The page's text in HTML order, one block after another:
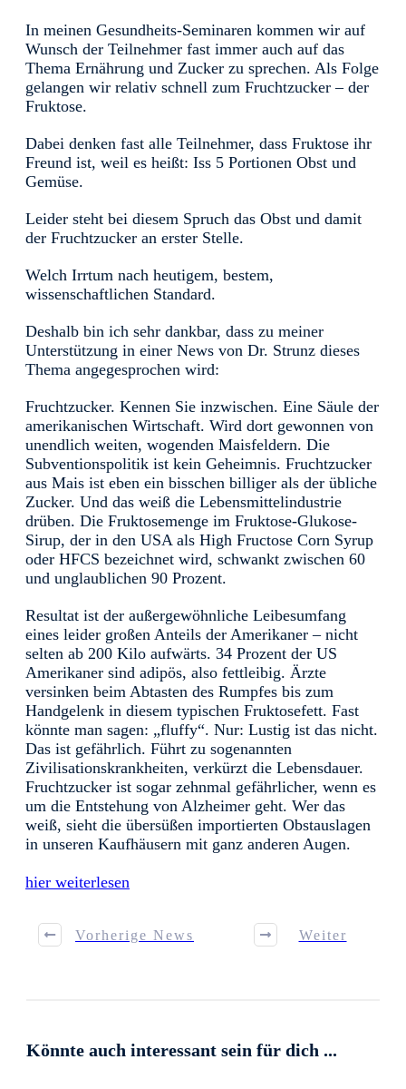
In meinen Gesundheits-Seminaren kommen wir auf
Wunsch der Teilnehmer fast immer auch auf das
Thema Ernährung und Zucker zu sprechen. Als Folge
gelangen wir relativ schnell zum Fruchtzucker – der
Fruktose.
Dabei denken fast alle Teilnehmer, dass Fruktose ihr
Freund ist, weil es heißt: Iss 5 Portionen Obst und
Gemüse.
Leider steht bei diesem Spruch das Obst und damit
der Fruchtzucker an erster Stelle.
Welch Irrtum nach heutigem, bestem,
wissenschaftlichen Standard.
Deshalb bin ich sehr dankbar, dass zu meiner
Unterstützung in einer News von Dr. Strunz dieses
Thema angegesprochen wird:
Fruchtzucker. Kennen Sie inzwischen. Eine Säule der
amerikanischen Wirtschaft. Wird dort gewonnen von
unendlich weiten, wogenden Maisfeldern. Die
Subventionspolitik ist kein Geheimnis. Fruchtzucker
aus Mais ist eben ein bisschen billiger als der übliche
Zucker. Und das weiß die Lebensmittelindustrie
drüben. Die Fruktosemenge im Fruktose-Glukose-
Sirup, der in den USA als High Fructose Corn Syrup
oder HFCS bezeichnet wird, schwankt zwischen 60
und unglaublichen 90 Prozent.
Resultat ist der außergewöhnliche Leibesumfang
eines leider großen Anteils der Amerikaner – nicht
selten ab 200 Kilo aufwärts. 34 Prozent der US
Amerikaner sind adipös, also fettleibig. Ärzte
versinken beim Abtasten des Rumpfes bis zum
Handgelenk in diesem typischen Fruktosefett. Fast
könnte man sagen: „fluffy“. Nur: Lustig ist das nicht.
Das ist gefährlich. Führt zu sogenannten
Zivilisationskrankheiten, verkürzt die Lebensdauer.
Fruchtzucker ist sogar zehnmal gefährlicher, wenn es
um die Entstehung von Alzheimer geht. Wer das
weiß, sieht die übersüßen importierten Obstauslagen
in unseren Kaufhäusern mit ganz anderen Augen.
hier weiterlesen
Vorherige News Weiter
Könnte auch interessant sein für dich ...